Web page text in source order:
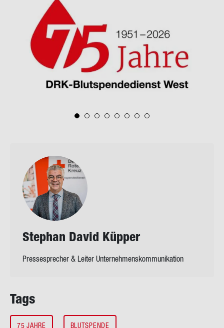
Ste­phan David Küp­per
Pressesprecher & Leiter Unternehmenskommunikation
Tags
75 JAHRE BLUTSPENDE